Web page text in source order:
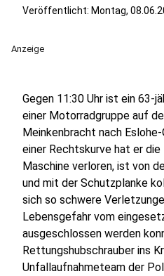
Veröffentlicht: Montag,
Anzeige
Gegen 11:30 Uhr ist ein 63-
einer Motorradgruppe auf
Meinkenbracht nach
einer Rechtskurve hat er
Maschine verloren, ist von
und mit der Schutzplanke
sich so schwere
Lebensgefahr vom
ausgeschlossen werden
Rettungshubschrauber ins
Unfallaufnahmeteam der